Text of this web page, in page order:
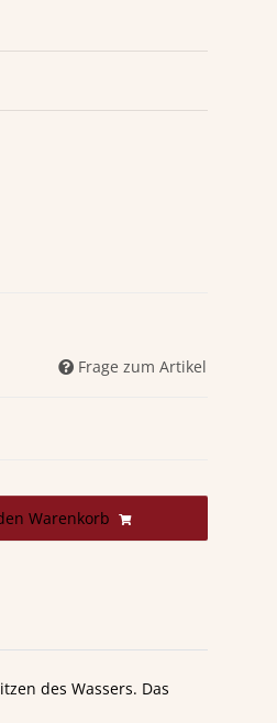
Frage zum Artikel
Warenkorb
des Wassers. Das